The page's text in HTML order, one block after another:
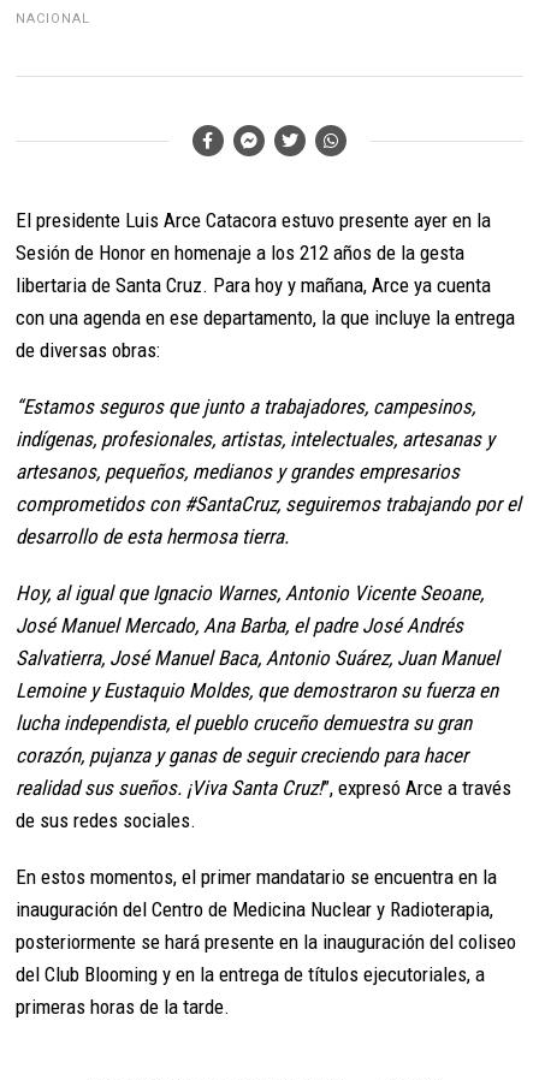
NACIONAL
El presidente Luis Arce Catacora estuvo presente ayer en la
Sesión de Honor en homenaje a los 212 años de la gesta
libertaria de Santa Cruz. Para hoy y mañana, Arce ya cuenta
con una agenda en ese departamento, la que incluye la entrega
de diversas obras:
“Estamos seguros que junto a trabajadores, campesinos,
indígenas, profesionales, artistas, intelectuales, artesanas y
artesanos, pequeños, medianos y grandes empresarios
comprometidos con #SantaCruz, seguiremos trabajando por el
desarrollo de esta hermosa tierra.
Hoy, al igual que Ignacio Warnes, Antonio Vicente Seoane,
José Manuel Mercado, Ana Barba, el padre José Andrés
Salvatierra, José Manuel Baca, Antonio Suárez, Juan Manuel
Lemoine y Eustaquio Moldes, que demostraron su fuerza en
lucha independista, el pueblo cruceño demuestra su gran
corazón, pujanza y ganas de seguir creciendo para hacer
realidad sus sueños. ¡Viva Santa Cruz!”, expresó Arce a través
de sus redes sociales.
En estos momentos, el primer mandatario se encuentra en la
inauguración del Centro de Medicina Nuclear y Radioterapia,
posteriormente se hará presente en la inauguración del coliseo
del Club Blooming y en la entrega de títulos ejecutoriales, a
primeras horas de la tarde.